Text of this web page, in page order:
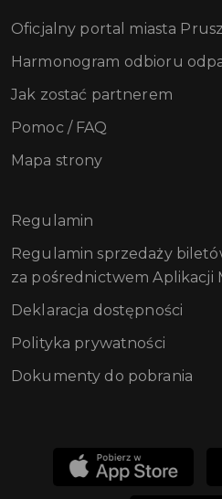
Oficjalny portal miasta
Harmonogram odbioru
Jak zostać partnerem
Pomoc / FAQ
Mapa strony
Regulamin
Regulamin sprzedaży
za pośrednictwem Aplikacji
Deklaracja dostępności
Polityka prywatności
Dokumenty do pobrania